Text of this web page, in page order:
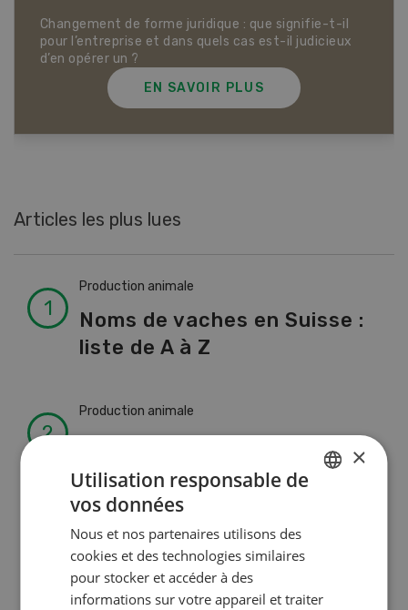
Dossier Articles biologiques
EN SAVOIR PLUS
Articles les plus lues
Production animale
Noms de vaches en Suisse :
liste de A à Z
Production animale
L’aide du vétérinaire: «Que
faire en cas de diarrhée
chez les chèvres ? »
Production animale
Climat d’étable
×
Utilisation responsable de
vos données
Nous et nos partenaires utilisons des
cookies et des technologies similaires
pour stocker et accéder à des
informations sur votre appareil et traiter